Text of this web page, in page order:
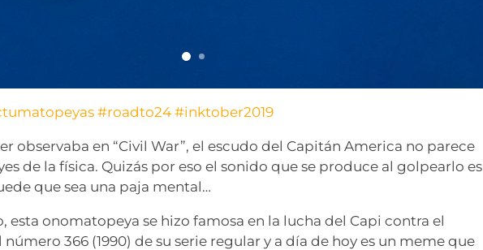
#roadto24 #inktober2019
observaba en “Civil War”, el escudo del Capitán America no parece
de la física. Quizás por eso el sonido que se produce al golpearlo es
que sea una paja mental…
esta onomatopeya se hizo famosa en la lucha del Capi contra el
366 (1990) de su serie regular y a día de hoy es un meme que